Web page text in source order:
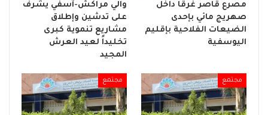
مصرع قاصر غرقًا داخل
صهريج مائي بإحدى
الضيعات الفلاحية بإقليم
اليوسفية
والي مراكش-آسفي يشرف
على تدشين وإطلاق
مشاريع تنموية كبرى
تخليداً لعيد العرش
المجيد
مجتمع مجتمع